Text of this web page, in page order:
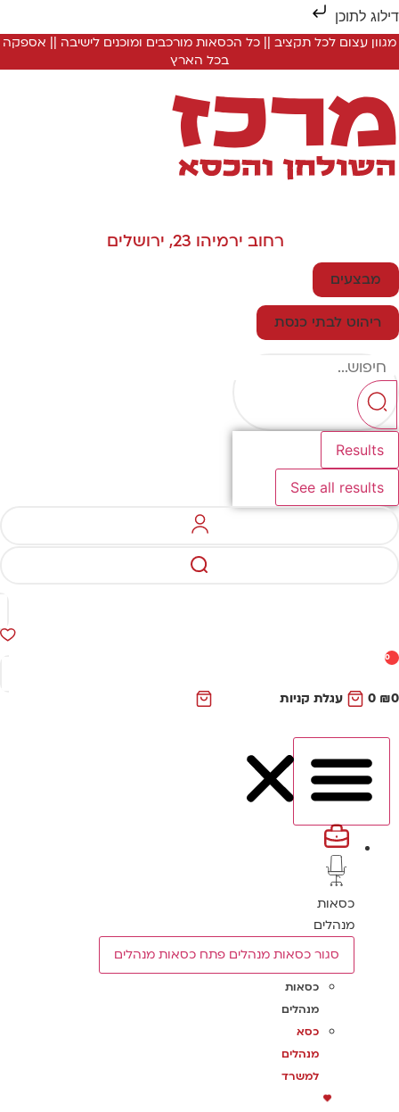
לתוכן
מגוון עצום לכל תקציב || כל הכסאות מורכבים ומוכנים לישיבה || אספקה
בכל הארץ
רחוב ירמיהו 23, ירושלים
מבצעים
ריהוט לבתי כנסת
Results
See all results
0
₪
0 עגלת קניות
כסאות
מנהלים
סגור כסאות מנהלים פתח כסאות מנהלים
כסאות
מנהלים
כסא
מנהלים
למשרד